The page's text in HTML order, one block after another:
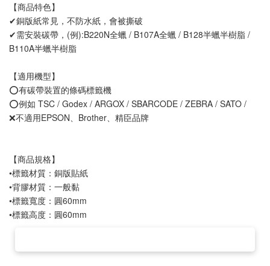
【商品特色】
✔銅版紙常見，不防水紙，會被撕破
✔需安裝碳帶，(例):B220N全蠟 / B107A全蠟 / B128半蠟半樹脂 /
B110A半蠟半樹脂
【適用機型】
⭕有碳帶裝置的條碼標籤機
⭕例如 TSC / Godex / ARGOX / SBARCODE / ZEBRA / SATO /
❌不適用EPSON、Brother、精臣品牌
【商品規格】
•標籤材質：銅版貼紙
•背膠材質：一般黏
•標籤寬度：圓60mm
•標籤高度：圓60mm